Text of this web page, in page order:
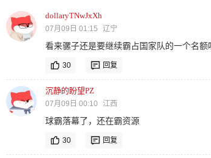
dollaryTNwJxXh
07月09日 01:15 辽宁
看来骡子还是要继续霸占国家队的一个名额
30 回复
沉静的盼望PZ
07月09日 00:10 江西
球霸落幕了，还在霸资源
30 回复